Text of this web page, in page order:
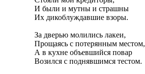
И были и мутны и страшны
Их дикоблуждавшие взоры.
За дверью молились лакеи,
Прощаясь с потерянным местом,
А в кухне объевшийся повар
Возился с поднявшимся тестом.